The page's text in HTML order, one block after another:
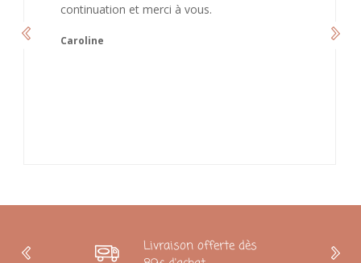
continuation et merci à vous.
Caroline
Livraison offerte dès